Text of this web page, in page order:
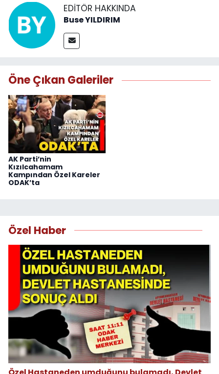
EDITÖR HAKKINDA
Buse YILDIRIM
Öne Çıkan Galeriler
AK Parti’nin
Kızılcahamam
Kampından Özel Kareler
ODAK’ta
Özel Haber